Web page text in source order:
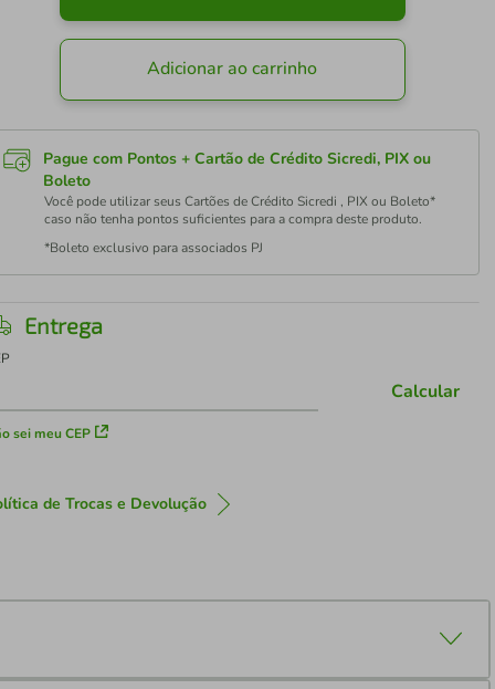
Adicionar ao carrinho
Pague com Pontos + Cartão de Crédito Sicredi, PIX ou
Boleto
Você pode utilizar seus Cartões de Crédito Sicredi , PIX ou Boleto*
caso não tenha pontos suficientes para a compra deste produto.
*Boleto exclusivo para associados PJ
Entrega
sei meu CEP
Calcular
de Trocas e Devolução